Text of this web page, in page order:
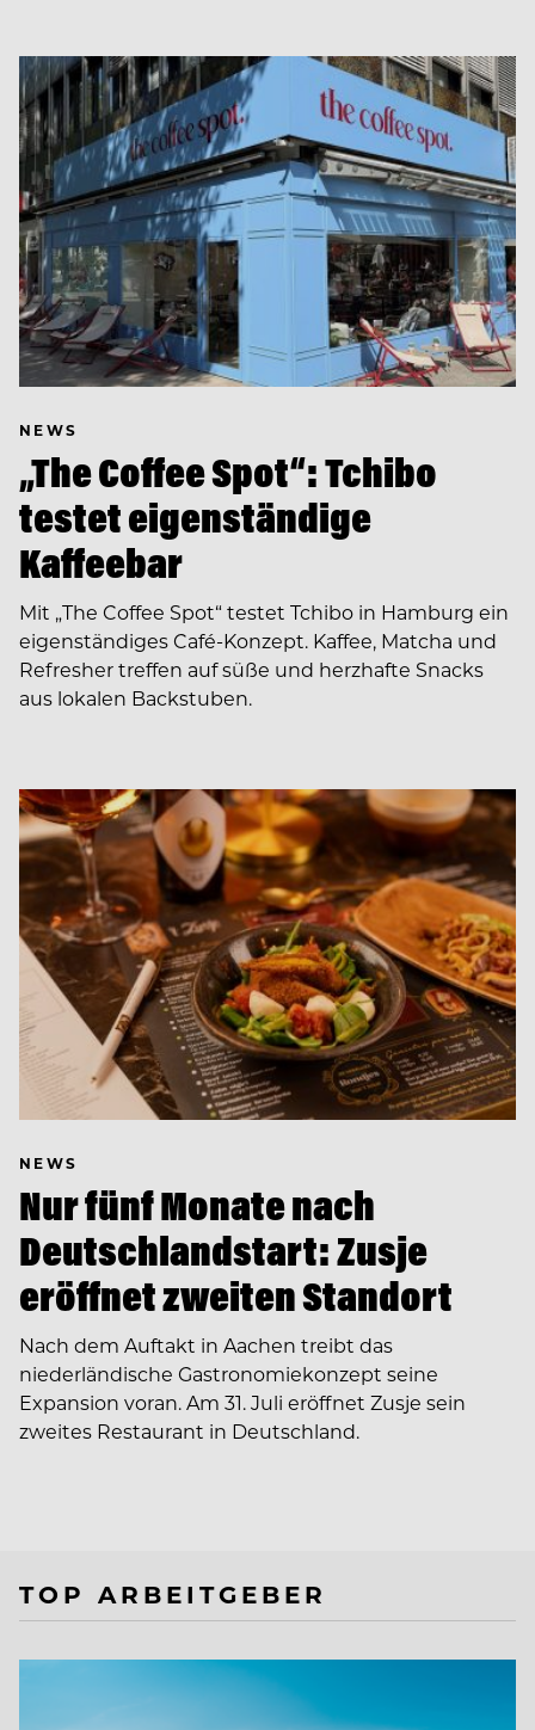
NEWS
„The Coffee Spot“: Tchibo
testet eigenständige
Kaffeebar
Mit „The Coffee Spot“ testet Tchibo in Hamburg ein
eigenständiges Café-Konzept. Kaffee, Matcha und
Refresher treffen auf süße und herzhafte Snacks
aus lokalen Backstuben.
NEWS
Nur fünf Monate nach
Deutschlandstart: Zusje
eröffnet zweiten Standort
Nach dem Auftakt in Aachen treibt das
niederländische Gastronomiekonzept seine
Expansion voran. Am 31. Juli eröffnet Zusje sein
zweites Restaurant in Deutschland.
TOP ARBEITGEBER